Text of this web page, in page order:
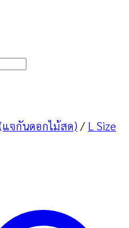
แจกันดอกไม้สด) / L Size